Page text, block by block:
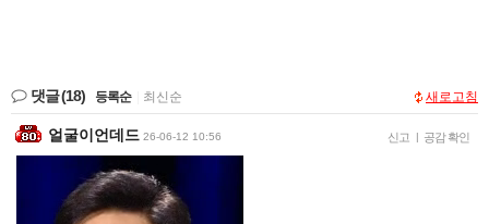
댓글(18) 등록순 최신순 새로고침
얼굴이언데드 26-06-12 10:56 신고 | 공감 확인